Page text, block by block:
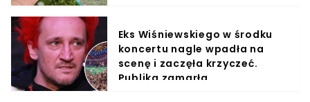
Eks Wiśniewskiego w środku
koncertu nagle wpadła na
scenę i zaczęła krzyczeć.
Publika zamarła